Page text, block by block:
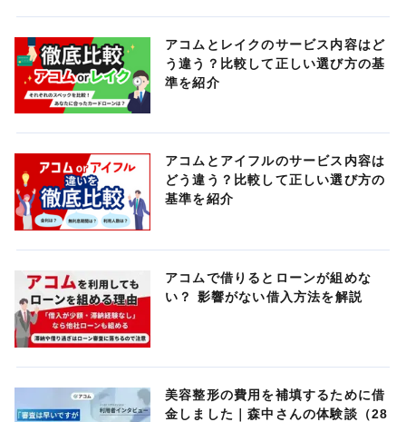
アコムとレイクのサービス内容はど
う違う？比較して正しい選び方の基
準を紹介
アコムとアイフルのサービス内容は
どう違う？比較して正しい選び方の
基準を紹介
アコムで借りるとローンが組めな
い？ 影響がない借入方法を解説
美容整形の費用を補填するために借
金しました｜森中さんの体験談（28